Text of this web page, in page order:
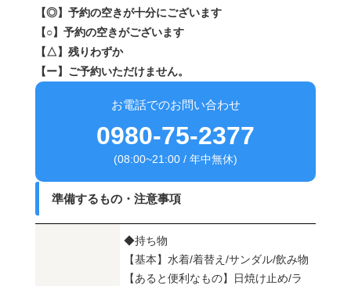
【◎】予約の空きが十分にございます
【○】予約の空きがございます
【△】残りわずか
【ー】ご予約いただけません。
お電話でのお問い合わせ
0980-75-2377
(08:00~21:00 / 年中無休)
準備するもの・注意事項
◆持ち物
【基本】水着/着替え/サンダル/飲み物
【あると便利なもの】日焼け止め/ラ